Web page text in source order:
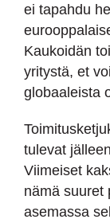
ei tapahdu
Kaukoidän
yritystä, et
globaaleista
tulevat
Viimeiset
nämä suuret
asemassa